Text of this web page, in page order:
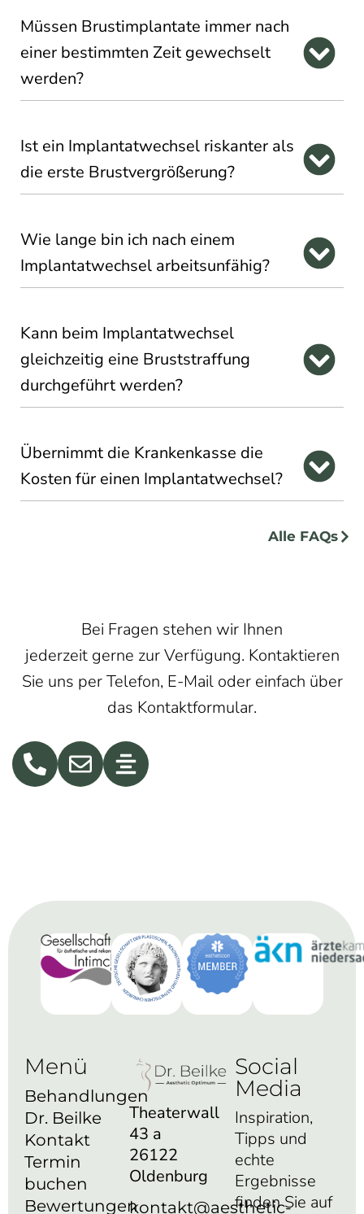
Müssen Brustimplantate immer nach
einer bestimmten Zeit gewechselt
werden?
Ist ein Implantatwechsel riskanter als
die erste Brustvergrößerung?
Wie lange bin ich nach einem
Implantatwechsel arbeitsunfähig?
Kann beim Implantatwechsel
gleichzeitig eine Bruststraffung
durchgeführt werden?
Übernimmt die Krankenkasse die
Kosten für einen Implantatwechsel?
Alle FAQs
Bei Fragen stehen wir Ihnen
jederzeit gerne zur Verfügung. Kontaktieren
Sie uns per Telefon, E-Mail oder einfach über
das Kontaktformular.
Menü
Behandlungen
Dr. Beilke
Kontakt
Termin
buchen
Bewertungen
Theaterwall
43 a
26122
Oldenburg
kontakt@aesthetic-
Social
Media
Inspiration,
Tipps und
echte
Ergebnisse
finden Sie auf